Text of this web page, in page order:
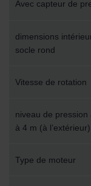
Zehnder Group İç
Zehnder Group
Zehnder Group
danych Zehnder
Avec capteur de
dimensions
socle rond
Vitesse de rotation
niveau de pression
à 4 m (à
Type de moteur